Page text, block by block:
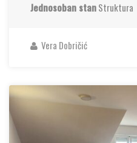
Jednosoban stanStruktura
Vera Dobričić